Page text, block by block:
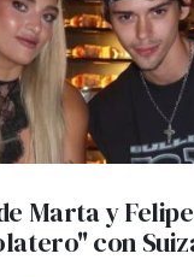
Marta y
con